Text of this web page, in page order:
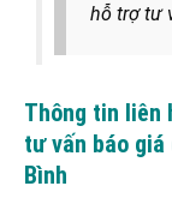
hỗ trợ tư
Thông tin liên
tư vấn báo
Bình